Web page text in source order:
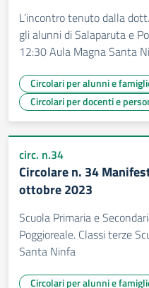
L’incontro tenuto dalla
gli alunni di Salaparuta e
12:30 Aula Magna Santa
Circolari per alunni e
Circolari per docenti e
circ. n.34
Circolare n. 34
ottobre 2023
Scuola Primaria e
Poggioreale. Classi terze
Santa Ninfa
Circolari per alunni e